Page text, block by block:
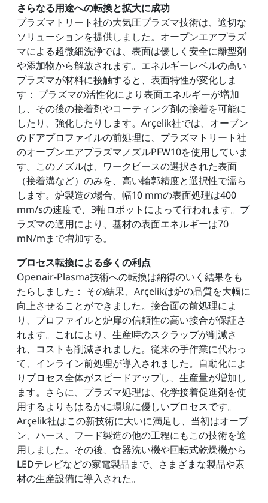
さらなる用途への転換と拡大に成功
プラズマトリート社の大気圧プラズマ技術は、適切な
ソリューションを提供しました。オープンエアプラズ
マによる超微細洗浄では、表面は優しく安全に離型剤
や添加物から解放されます。エネルギーレベルの高い
プラズマが材料に接触すると、表面特性が変化しま
す： プラズマの活性化により表面エネルギーが増加
し、その後の接着剤やコーティング剤の接着を可能に
したり、強化したりします。Arçelik社では、オーブン
のドアプロファイルの前処理に、プラズマトリート社
のオープンエアプラズマノズルPFW10を使用していま
す。このノズルは、ワークピースの選択された表面
（接着溝など）のみを、高い輪郭精度と選択性で濡ら
します。炉製造の場合、幅10 mmの表面処理は400
mm/sの速度で、3軸ロボットによって行われます。プ
ラズマの適用により、基材の表面エネルギーは70
mN/mまで増加する。
プロセス転換による多くの利点
Openair-Plasma技術への転換は納得のいく結果をも
たらしました： その結果、Arçelikは炉の品質を大幅に
向上させることができました。接合面の前処理によ
り、プロファイルと炉扉の信頼性の高い接合が保証さ
れます。これにより、生産時のスクラップが削減さ
れ、コストも削減されました。従来の手作業に代わっ
て、インライン前処理が導入されました。自動化によ
りプロセス全体がスピードアップし、生産量が増加し
ます。さらに、プラズマ処理は、化学接着促進剤を使
用するよりもはるかに環境に優しいプロセスです。
Arçelik社はこの新技術に大いに満足し、当初はオーブ
ン、ハース、フード製造の他の工程にもこの技術を適
用しました。その後、食器洗い機や回転式乾燥機から
LEDテレビなどの家電製品まで、さまざまな製品や素
材の生産設備に導入された。